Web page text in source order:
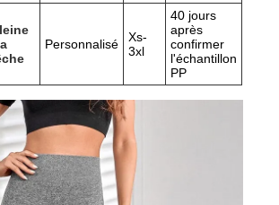
Personnalisé
Xs-
3xl
40 jours
après
confirmer
l'échantillon
PP